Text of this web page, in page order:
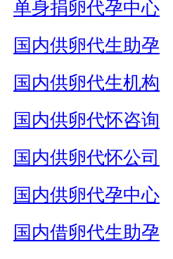
单身捐卵代孕中心
国内供卵代生助孕
国内供卵代生机构
国内供卵代怀咨询
国内供卵代怀公司
国内供卵代孕中心
国内借卵代生助孕